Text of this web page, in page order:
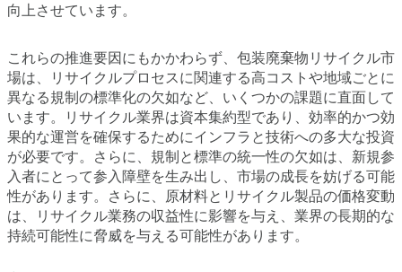
向上させています。
これらの推進要因にもかかわらず、包装廃棄物リサイクル市
場は、リサイクルプロセスに関連する高コストや地域ごとに
異なる規制の標準化の欠如など、いくつかの課題に直面して
います。リサイクル業界は資本集約型であり、効率的かつ効
果的な運営を確保するためにインフラと技術への多大な投資
が必要です。さらに、規制と標準の統一性の欠如は、新規参
入者にとって参入障壁を生み出し、市場の成長を妨げる可能
性があります。さらに、原材料とリサイクル製品の価格変動
は、リサイクル業務の収益性に影響を与え、業界の長期的な
持続可能性に脅威を与える可能性があります。